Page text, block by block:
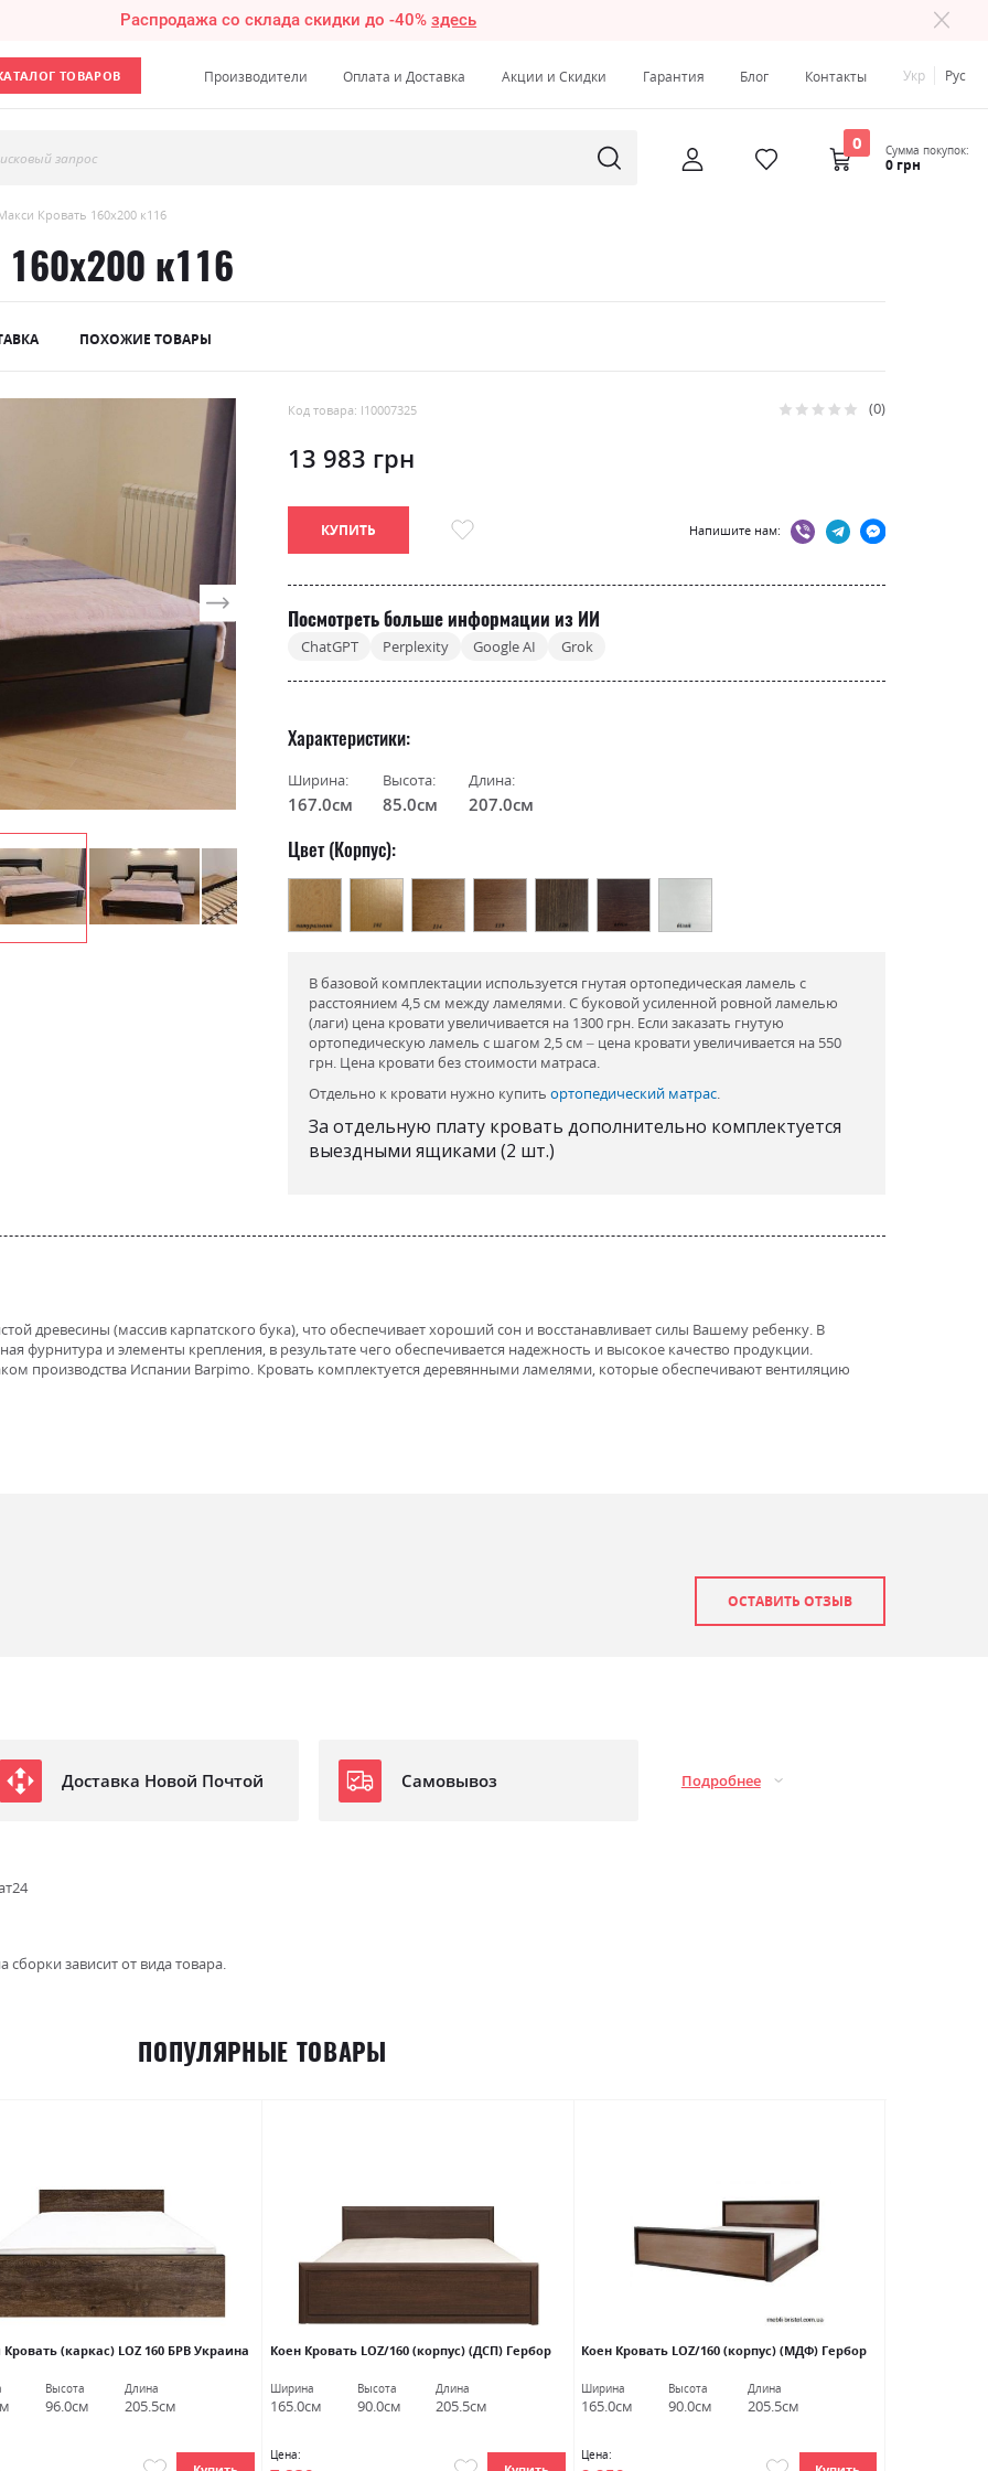
Распродажа со склада скидки до -40%здесь
ТОВАРОВ Производители Оплата и Доставка Акции и Скидки Гарантия Блог Контакты Укр Рус
запрос
0 Сумма покупок:
0 грн
Кровать 160х200 к116
к116
ПОХОЖИЕ ТОВАРЫ
Код товара: l10007325 Рейтинг: 0
13 983 грн
КУПИТЬ Напишите нам:
Посмотреть больше информации из ИИ
ChatGPT Perplexity Google AI Grok
Характеристики
Ширина:
167.0см
Высота:
85.0см
Длина:
207.0см
Цвет (Корпус):
В базовой комплектации используется гнутая ортопедическая ламель с
расстоянием 4,5 см между ламелями. С буковой усиленной ровной ламелью
(лаги) цена кровати увеличивается на 1300 грн. Если заказать гнутую
ортопедическую ламель с шагом 2,5 см – цена кровати увеличивается на 550
грн. Цена кровати без стоимости матраса.
Отдельно к кровати нужно купить ортопедический матрас.
За отдельную плату кровать дополнительно комплектуется
выездными ящиками (2 шт.)
древесины (массив карпатского бука), что обеспечивает хороший сон и восстанавливает силы Вашему ребенку. В
фурнитура и элементы крепления, в результате чего обеспечивается надежность и высокое качество продукции.
производства Испании Barpimo. Кровать комплектуется деревянными ламелями, которые обеспечивают вентиляцию
ОСТАВИТЬ ОТЗЫВ
Доставка Новой Почтой Самовывоз Подробнее
зависит от вида товара.
ПОПУЛЯРНЫЕ ТОВАРЫ
(каркас) LOZ 160 БРВ Украина
Высота
96.0см
Длина
205.5см
Коен Кровать LOZ/160 (корпус) (ДСП) Гербор
Ширина
165.0см
Высота
90.0см
Длина
205.5см
Цена:
Коен Кровать LOZ/160 (корпус) (МДФ) Гербор
Ширина
165.0см
Высота
90.0см
Длина
205.5см
Цена: